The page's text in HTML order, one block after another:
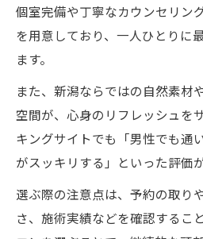
個室完備や丁寧なカウンセリン
を用意しており、一人ひとりに
ます。
また、新潟ならではの自然素材
空間が、心身のリフレッシュを
キングサイトでも「男性でも通
がスッキリする」といった評価
選ぶ際の注意点は、予約の取り
さ、施術実績などを確認するこ